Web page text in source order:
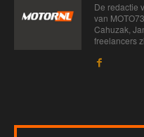
De redactie
van
Cahuzak,
freelancers